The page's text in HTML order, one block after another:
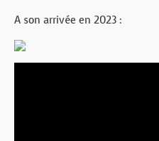
A son arrivée en 2023 :